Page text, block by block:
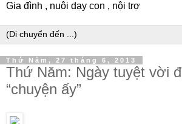
Gia đình , nuôi dạy con , nội trợ
Thứ Năm, 27 tháng 6, 2013
Thứ Năm: Ngày tuyệt vời
“chuyện ấy”